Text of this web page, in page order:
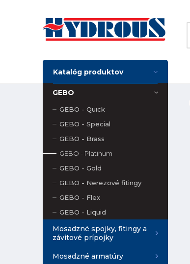
Katalóg produktov
GEBO
GEBO - Quick
GEBO - Special
GEBO - Brass
GEBO - Platinum
GEBO - Gold
GEBO - Nerezové fitingy
GEBO - Flex
GEBO - Liquid
Mosadzné spojky, fitingy a
závitové prípojky
Mosadzné armatúry